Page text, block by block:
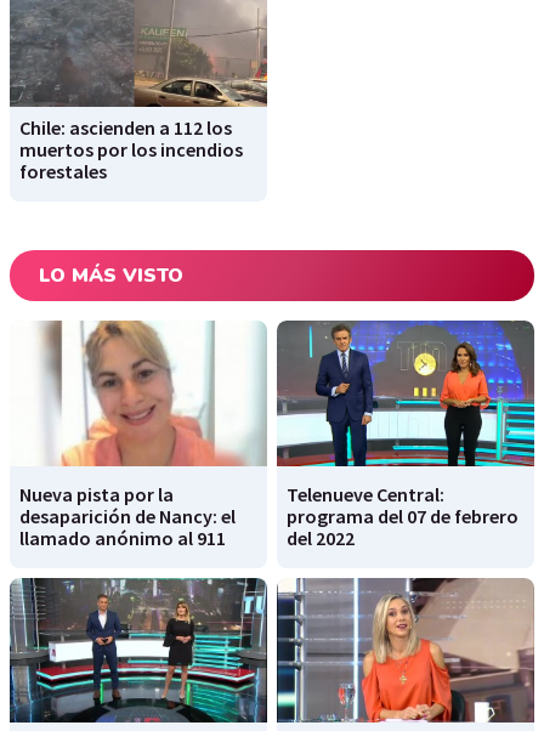
Chile: ascienden a 112 los
muertos por los incendios
forestales
LO MÁS VISTO
Nueva pista por la
desaparición de Nancy: el
llamado anónimo al 911
Telenueve Central:
programa del 07 de febrero
del 2022